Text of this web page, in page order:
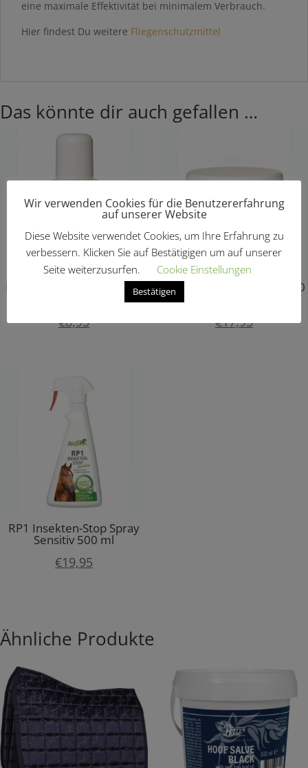
eine maximale Effektivität bei minimalem Verbrauch.
Hier findest Du weitere Fliegenschutzmittel
Das könnte dir auch gefallen …
RP1 Insekten-Stop Roll on
€8,95
RP1 Insekten-Stop Gel 500
€17,95
RP1 Insekten-Stop Spray
Sensitiv 500 ml
€19,95
Ähnliche Produkte
Wir verwenden Cookies für die Benutzererfahrung
auf unserer Website
Diese Website verwendet Cookies, um Ihre Erfahrung zu
verbessern. Klicken Sie auf Bestätigigen um auf unserer
Seite weiterzusurfen.
Cookie Einstellungen
Bestätigen